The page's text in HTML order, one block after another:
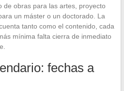
de obras para las artes, proyecto
un máster o un doctorado. La
tanto como el contenido, cada
mínima falta cierra de inmediato
fechas a